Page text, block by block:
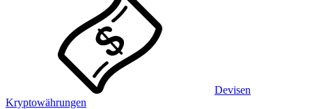
Devisen
Kryptowährungen